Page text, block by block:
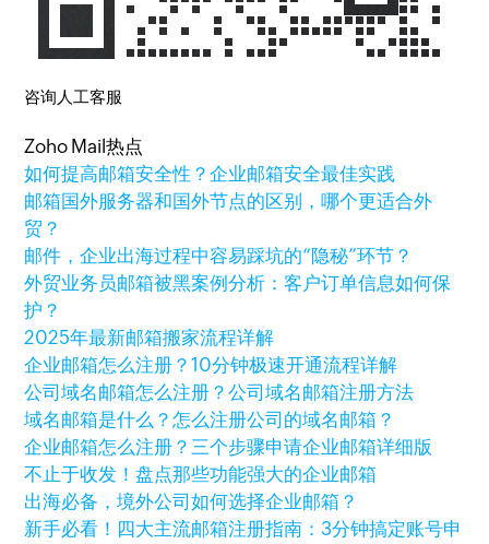
咨询人工客服
Zoho Mail热点
如何提高邮箱安全性？企业邮箱安全最佳实践
邮箱国外服务器和国外节点的区别，哪个更适合外
贸？
邮件，企业出海过程中容易踩坑的“隐秘”环节？
外贸业务员邮箱被黑案例分析：客户订单信息如何保
护？
2025年最新邮箱搬家流程详解
企业邮箱怎么注册？10分钟极速开通流程详解
公司域名邮箱怎么注册？公司域名邮箱注册方法
域名邮箱是什么？怎么注册公司的域名邮箱？
企业邮箱怎么注册？三个步骤申请企业邮箱详细版
不止于收发！盘点那些功能强大的企业邮箱
出海必备，境外公司如何选择企业邮箱？
新手必看！四大主流邮箱注册指南：3分钟搞定账号申